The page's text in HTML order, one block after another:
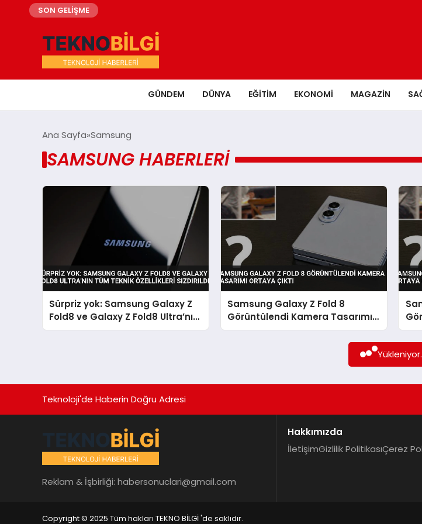
SON GELİŞME
GÜNDEM DÜNYA EĞITIM EKONOMI MAGAZIN
Ana Sayfa Samsung
SAMSUNG HABERLERI
Sürpriz yok: Samsung Galaxy Z
Fold8 ve Galaxy Z Fold8 Ultra’nın
tüm teknik özellikleri sızdırıldı
Samsung Galaxy Z Fold 8
Görüntülendi Kamera Tasarımı
Ortaya Çıktı
Teknoloji'de Haberin Doğru Adresi
Reklam & İşbirliği: habersonuclari@gmail.com
Hakkımızda
İletişimGizlilik PolitikasıÇerez
Copyright © 2025 Tüm hakları TEKNO BİLGİ 'de saklıdır.